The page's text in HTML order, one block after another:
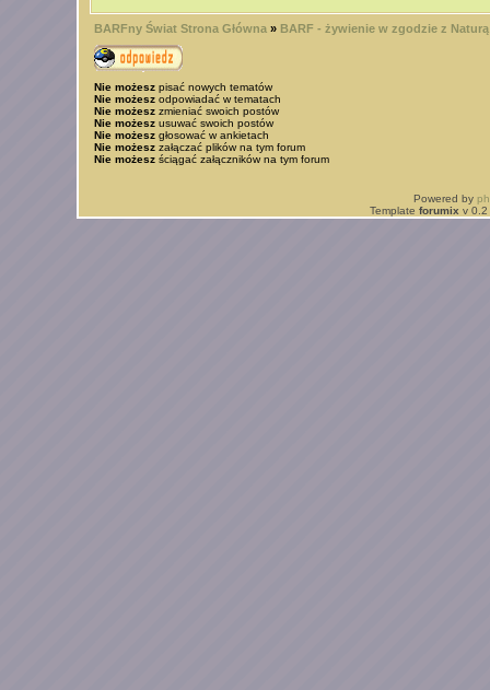
BARFny Świat Strona Główna» BARF - żywienie w zgodzie z Naturą
Nie możeszpisać nowych tematów
Nie możeszodpowiadać w tematach
Nie możeszzmieniać swoich postów
Nie możeszusuwać swoich postów
Nie możeszgłosować w ankietach
Nie możeszzałączać plików na tym forum
Nie możeszściągać załączników na tym forum
Powered by
Template forumix v 0.2